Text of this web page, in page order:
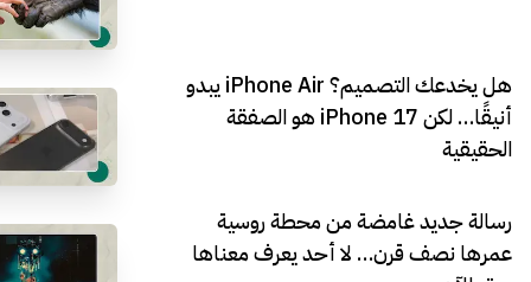
هل يخدعك التصميم؟ iPhone Air يبدو
أنيقًا… لكن iPhone 17 هو الصفقة
الحقيقية
رسالة جديد غامضة من محطة روسية
عمرها نصف قرن… لا أحد يعرف معناها